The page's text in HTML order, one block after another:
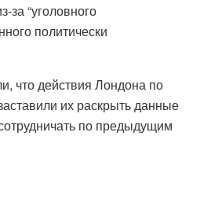
“уголовного
политически
что действия Лондона по
их раскрыть данные
по предыдущим